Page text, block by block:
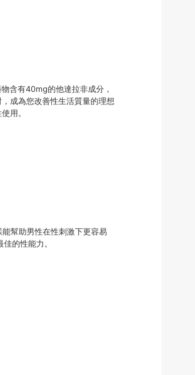
含有40mg的他達拉非成分，
成為您改善性生活質量的理想
用。
幫助男性在性刺激下更容易
的性能力。